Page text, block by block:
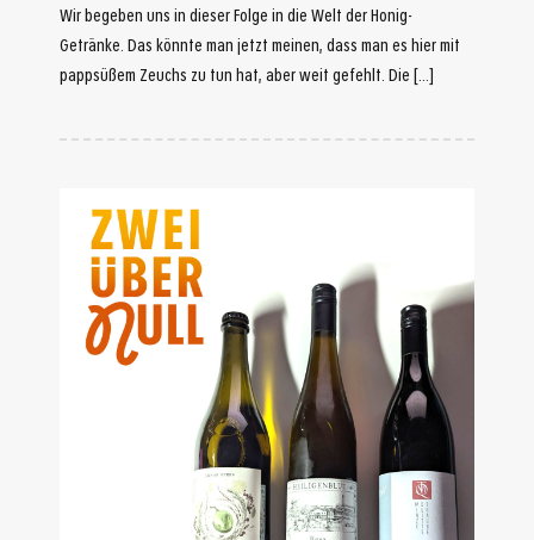
Wir begeben uns in dieser Folge in die Welt der Honig-
Getränke. Das könnte man jetzt meinen, dass man es hier mit
pappsüßem Zeuchs zu tun hat, aber weit gefehlt. Die […]